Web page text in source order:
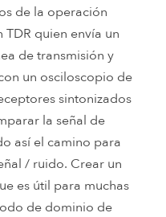
de la operación
quien envía un
de transmisión y
un osciloscopio de
sintonizados
la señal de
así el camino para
/ ruido. Crear un
es útil para muchas
de dominio de